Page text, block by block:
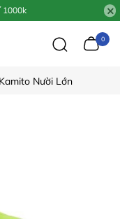
1000k
0
Nười Lớn